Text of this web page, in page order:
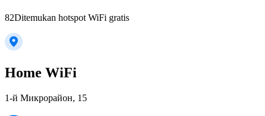
82Ditemukan hotspot WiFi gratis
Home WiFi
1-й Микрорайон, 15